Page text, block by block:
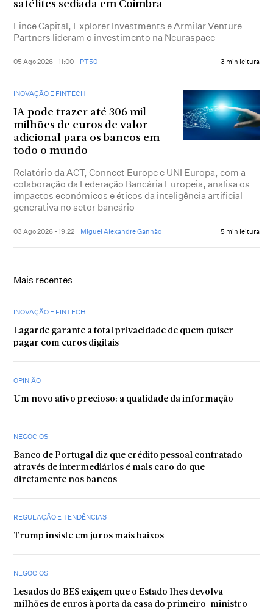
satélites sediada em Coimbra
Lince Capital, Explorer Investments e Armilar Venture
Partners lideram o investimento na Neuraspace
05 Ago 2026 - 11:00 PT50 3 min leitura
INOVAÇÃO E FINTECH
IA pode trazer até 306 mil
milhões de euros de valor
adicional para os bancos em
todo o mundo
Relatório da ACT, Connect Europe e UNI Europa, com a
colaboração da Federação Bancária Europeia, analisa os
impactos económicos e éticos da inteligência artificial
generativa no setor bancário
03 Ago 2026 - 19:22 Miguel Alexandre Ganhão 5 min leitura
Mais recentes
INOVAÇÃO E FINTECH
Lagarde garante a total privacidade de quem quiser
pagar com euros digitais
OPINIÃO
Um novo ativo precioso: a qualidade da informação
NEGÓCIOS
Banco de Portugal diz que crédito pessoal contratado
através de intermediários é mais caro do que
diretamente nos bancos
REGULAÇÃO E TENDÊNCIAS
Trump insiste em juros mais baixos
NEGÓCIOS
Lesados do BES exigem que o Estado lhes devolva
milhões de euros à porta da casa do primeiro-ministro